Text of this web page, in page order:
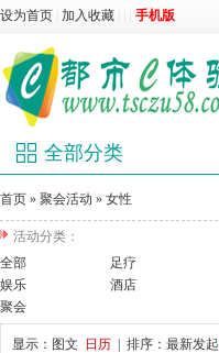
设为首页 加入收藏 手机版
全部分类
首页 » 聚会活动 » 女性
活动分类：
全部
足疗
娱乐
酒店
聚会
显示： 图文 日历 | 排序： 最新发起